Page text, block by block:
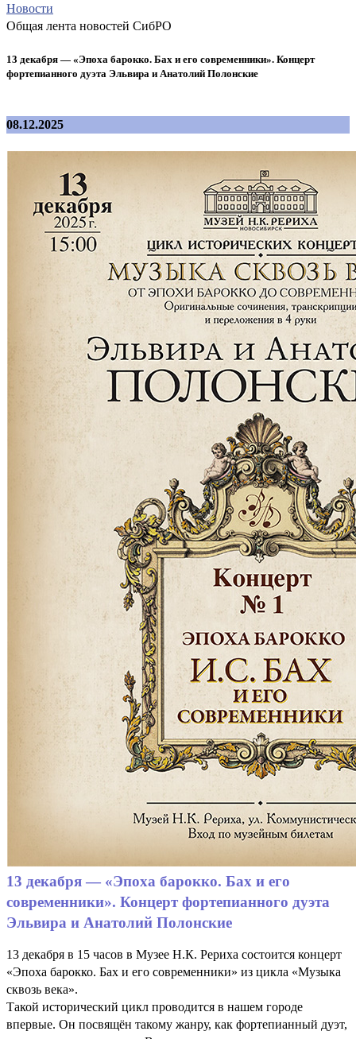
Новости
Общая лента новостей СибРО
13 декабря — «Эпоха барокко. Бах и его современники». Концерт
фортепианного дуэта Эльвира и Анатолий Полонские
08.12.2025
13 декабря — «Эпоха барокко. Бах и его
современники». Концерт фортепианного дуэта
Эльвира и Анатолий Полонские
13 декабря в 15 часов в Музее Н.К. Рериха состоится концерт
«Эпоха барокко. Бах и его современники» из цикла «Музыка
сквозь века».
Такой исторический цикл проводится в нашем городе
впервые. Он посвящён такому жанру, как фортепианный дуэт,